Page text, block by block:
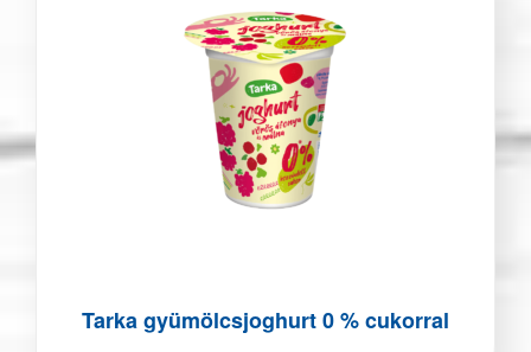
Tarka gyümölcsjoghurt 0 % cukorral